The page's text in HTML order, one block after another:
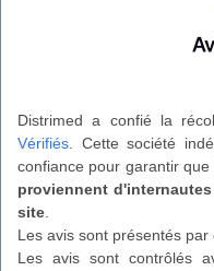
Distrimed a confié la
Vérifiés. Cette société
confiance pour garantir que
proviennent
site.
Les avis sont présentés
Les avis sont contrôlés